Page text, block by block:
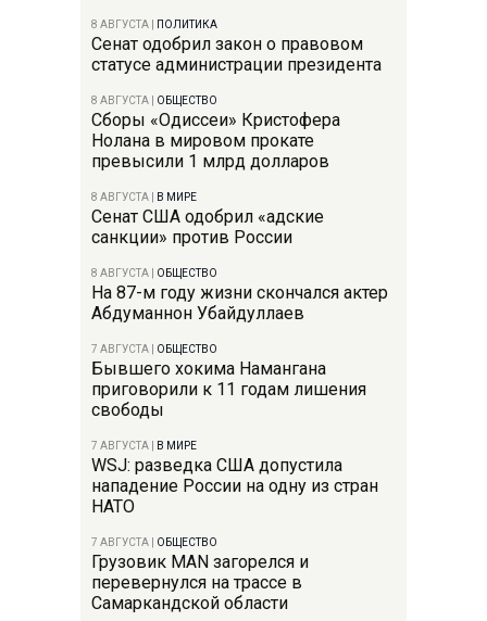
8 АВГУСТА ПОЛИТИКА
Сенат одобрил закон о правовом
статусе администрации президента
8 АВГУСТА ОБЩЕСТВО
Сборы «Одиссеи» Кристофера
Нолана в мировом прокате
превысили 1 млрд долларов
8 АВГУСТА В МИРЕ
Сенат США одобрил «адские
санкции» против России
8 АВГУСТА ОБЩЕСТВО
На 87-м году жизни скончался актер
Абдуманнон Убайдуллаев
7 АВГУСТА ОБЩЕСТВО
Бывшего хокима Намангана
приговорили к 11 годам лишения
свободы
7 АВГУСТА В МИРЕ
WSJ: разведка США допустила
нападение России на одну из стран
НАТО
7 АВГУСТА ОБЩЕСТВО
Грузовик MAN загорелся и
перевернулся на трассе в
Самаркандской области